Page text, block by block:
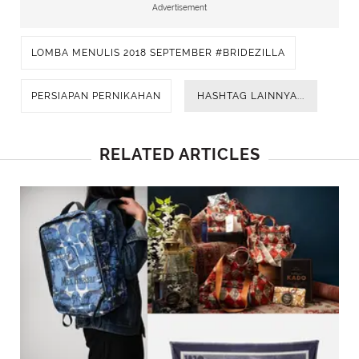
Advertisement
LOMBA MENULIS 2018 SEPTEMBER #BRIDEZILLA
PERSIAPAN PERNIKAHAN HASHTAG LAINNYA...
RELATED ARTICLES